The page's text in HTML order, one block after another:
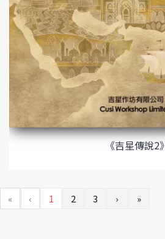
《吉星傳說2》
« ‹ 1 2 3 › »